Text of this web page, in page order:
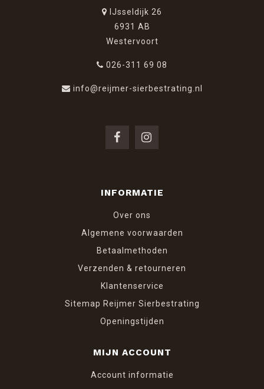
IJsseldijk 26
6931 AB
Westervoort
026-311 69 08
info@reijmer-sierbestrating.nl
INFORMATIE
Over ons
Algemene voorwaarden
Betaalmethoden
Verzenden & retourneren
Klantenservice
Sitemap Reijmer Sierbestrating
Openingstijden
MIJN ACCOUNT
Account informatie